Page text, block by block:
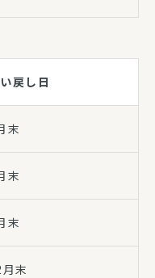
戻し日
末
末
末
末